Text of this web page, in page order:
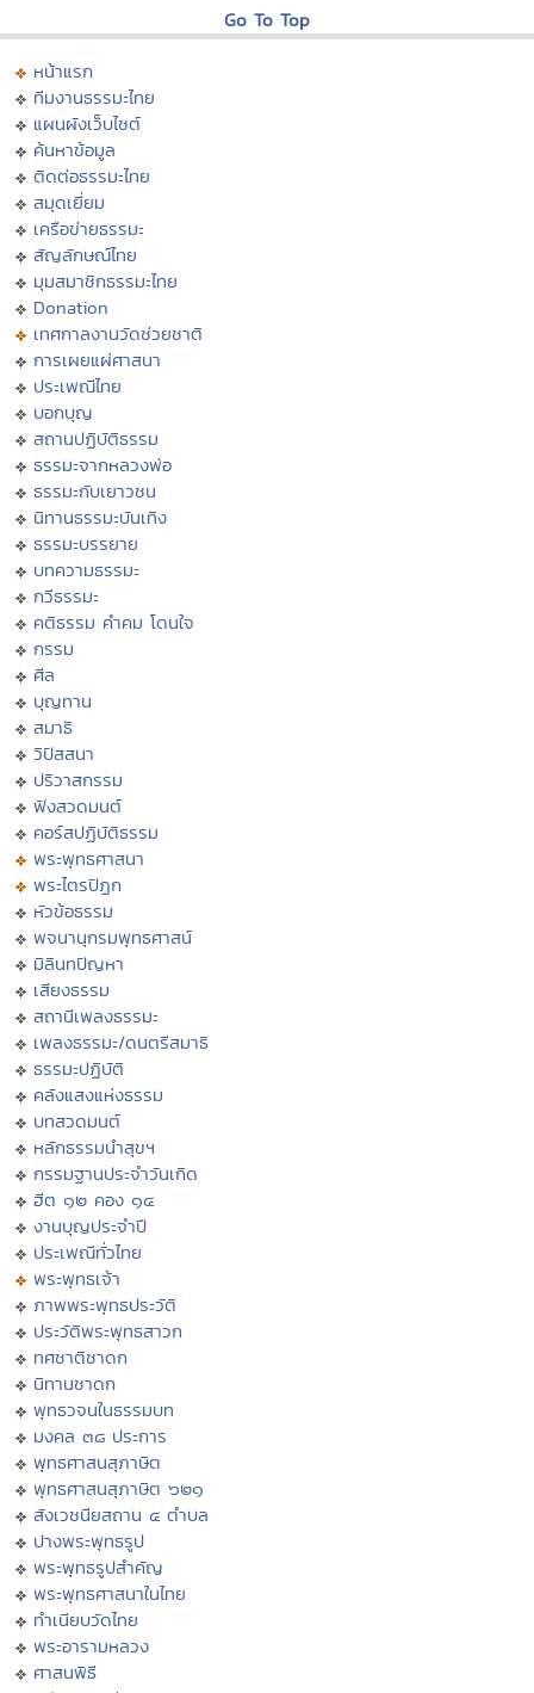
Go To Top
หน้าแรก
ทีมงานธรรมะไทย
แผนผังเว็บไซต์
ค้นหาข้อมูล
ติดต่อธรรมะไทย
สมุดเยี่ยม
เครือข่ายธรรมะ
สัญลักษณ์ไทย
มุมสมาชิกธรรมะไทย
Donation
เทศกาลงานวัดช่วยชาติ
การเผยแผ่ศาสนา
ประเพณีไทย
บอกบุญ
สถานปฏิบัติธรรม
ธรรมะจากหลวงพ่อ
ธรรมะกับเยาวชน
นิทานธรรมะบันเทิง
ธรรมะบรรยาย
บทความธรรมะ
กวีธรรมะ
คติธรรม คำคม โดนใจ
กรรม
ศีล
บุญทาน
สมาธิ
วิปัสสนา
ปริวาสกรรม
ฟังสวดมนต์
คอร์สปฏิบัติธรรม
พระพุทธศาสนา
พระไตรปิฏก
หัวข้อธรรม
พจนานุกรมพุทธศาสน์
มิลินทปัญหา
เสียงธรรม
สถานีเพลงธรรมะ
เพลงธรรมะ/ดนตรีสมาธิ
ธรรมะปฏิบัติ
คลังแสงแห่งธรรม
บทสวดมนต์
หลักธรรมนำสุขฯ
กรรมฐานประจำวันเกิด
ฮีต ๑๒ คอง ๑๔
งานบุญประจำปี
ประเพณีทั่วไทย
พระพุทธเจ้า
ภาพพระพุทธประวัติ
ประวัติพระพุทธสาวก
ทศชาติชาดก
นิทานชาดก
พุทธวจนในธรรมบท
มงคล ๓๘ ประการ
พุทธศาสนสุภาษิต
พุทธศาสนสุภาษิต ๖๒๑
สังเวชนียสถาน ๔ ตำบล
ปางพระพุทธรูป
พระพุทธรูปสำคัญ
พระพุทธศาสนาในไทย
ทำเนียบวัดไทย
พระอารามหลวง
ศาสนพิธี